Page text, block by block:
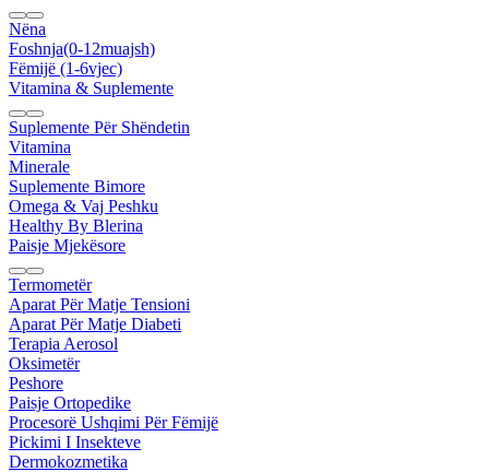
Nëna
Foshnja(0-12muajsh)
Fëmijë (1-6vjec)
Vitamina & Suplemente
Suplemente Për Shëndetin
Vitamina
Minerale
Suplemente Bimore
Omega & Vaj Peshku
Healthy By Blerina
Paisje Mjekësore
Termometër
Aparat Për Matje Tensioni
Aparat Për Matje Diabeti
Terapia Aerosol
Oksimetër
Peshore
Paisje Ortopedike
Procesorë Ushqimi Për Fëmijë
Pickimi I Insekteve
Dermokozmetika